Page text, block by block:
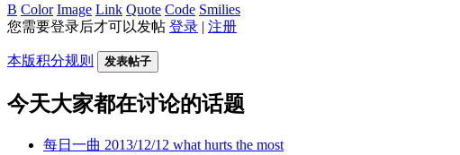
B Color Image Link Quote Code Smilies
您需要登录后才可以发帖 登录 | 注册
本版积分规则 发表帖子
今天大家都在讨论的话题
每日一曲 2013/12/12 what hurts the most